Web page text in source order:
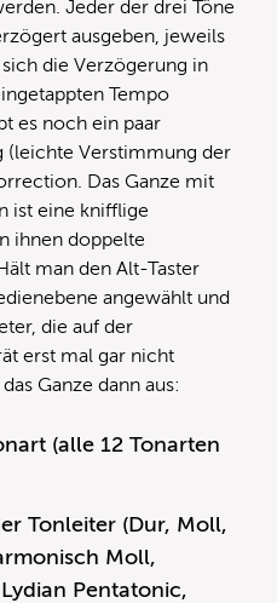
Jeder der drei Töne
ausgeben, jeweils
die Verzögerung in
Tempo
es noch ein paar
(leichte Verstimmung der
Das Ganze mit
ist eine knifflige
ihnen doppelte
man den Alt-Taster
angewählt und
die auf der
erst mal gar nicht
Ganze dann aus:
(alle 12 Tonarten
Tonleiter (Dur, Moll,
Moll,
Pentatonic,